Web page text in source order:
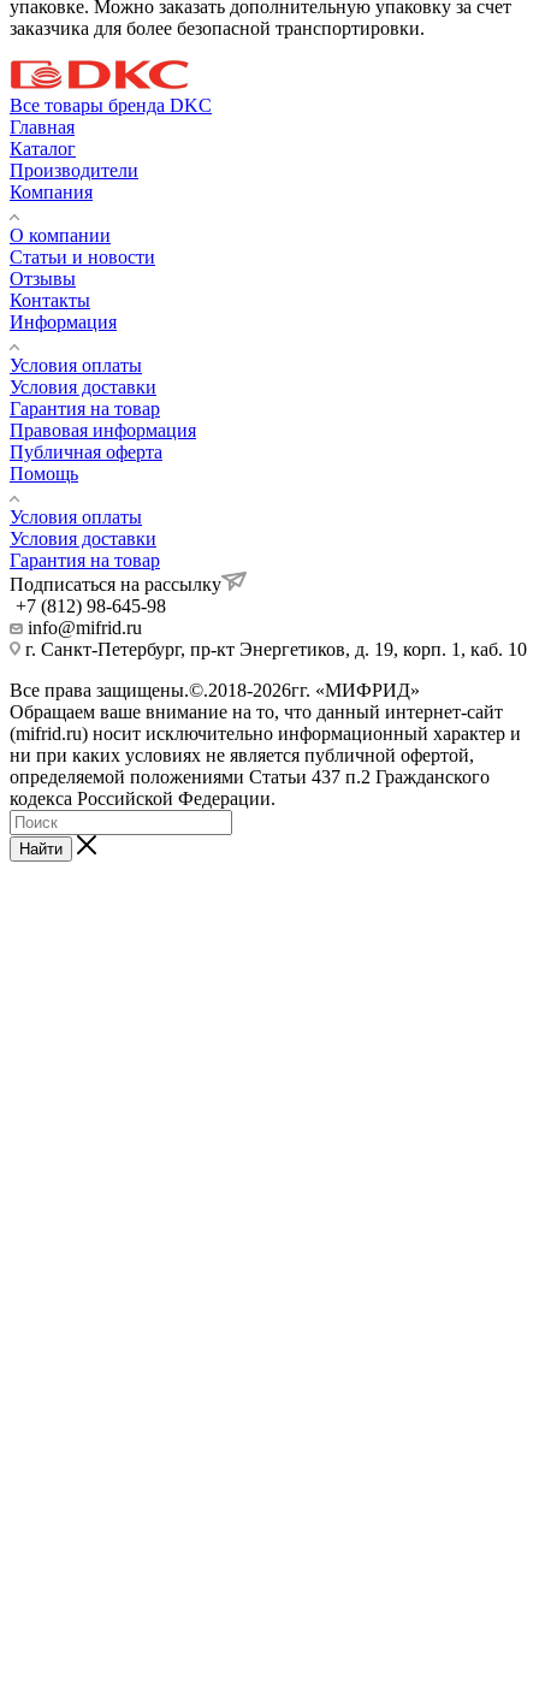
упаковке. Можно заказать дополнительную упаковку за счет
заказчика для более безопасной транспортировки.
Все товары бренда DKC
Главная
Каталог
Производители
Компания
О компании
Статьи и новости
Отзывы
Контакты
Информация
Условия оплаты
Условия доставки
Гарантия на товар
Правовая информация
Публичная оферта
Помощь
Условия оплаты
Условия доставки
Гарантия на товар
Подписаться на рассылку
+7 (812) 98-645-98
info@mifrid.ru
г. Санкт-Петербург, пр-кт Энергетиков, д. 19, корп. 1, каб. 10
Все права защищены.©.2018-2026гг. «МИФРИД»
Обращаем ваше внимание на то, что данный интернет-сайт
(mifrid.ru) носит исключительно информационный характер и
ни при каких условиях не является публичной офертой,
определяемой положениями Статьи 437 п.2 Гражданского
кодекса Российской Федерации.
Найти